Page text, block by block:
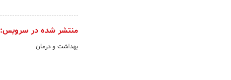
منتشر شده در سرویس:
بهداشت و درمان